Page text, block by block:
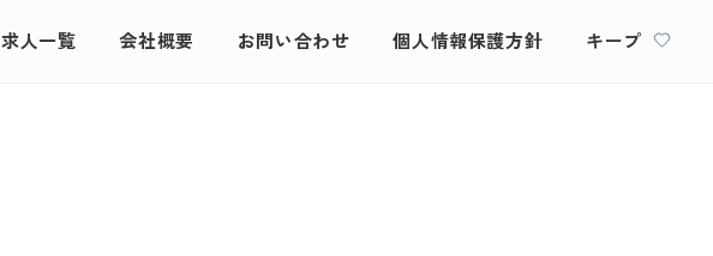
求人一覧 会社概要 お問い合わせ 個人情報保護方針 キープ